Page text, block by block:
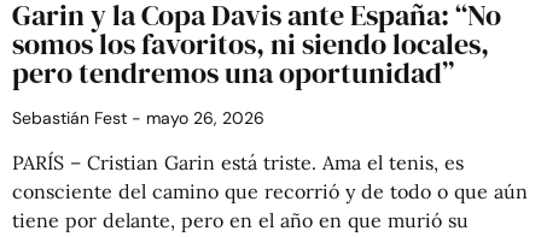
Garin y la Copa Davis ante España: “No
somos los favoritos, ni siendo locales,
pero tendremos una oportunidad”
Sebastián Fest mayo 26, 2026
PARÍS – Cristian Garin está triste. Ama el tenis, es
consciente del camino que recorrió y de todo o que aún
tiene por delante, pero en el año en que murió su